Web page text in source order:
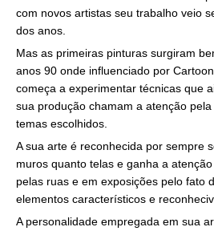
com novos artistas seu trabalho veio
dos anos.
Mas as primeiras pinturas surgiram
anos 90 onde influenciado por
começa a experimentar técnicas que
sua produção chamam a atenção
temas escolhidos.
A sua arte é reconhecida por sempre
muros quanto telas e ganha a
pelas ruas e em exposições pelo fato
elementos característicos e
A personalidade empregada em sua